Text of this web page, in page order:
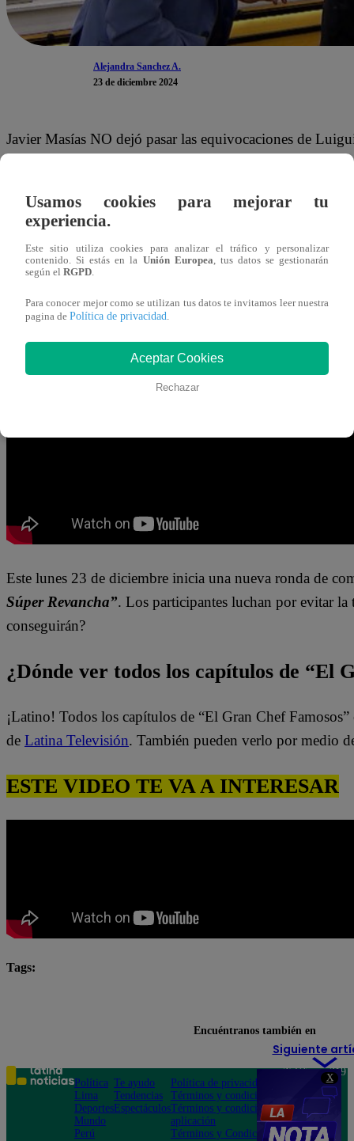
X
Alejandra Sanchez A.
23 de diciembre 2024
Javier Masías NO dejó pasar las equivocaciones de
Así que el jurado de “El Gran Chef Famosos, La Súper
El primero en criticar el resultado de Luigui fue el chef
chantilly está buena, pero es demasiado”.
ese momento, Luigui lo interrumpió para corregirlo:
Lo que NUNCA esperó Luigui era la siguiente
descendiendo, pensé que podías ser la misma persona.
Este lunes 23 de diciembre inicia una nueva ronda de
Súper Revancha”. Los participantes luchan por evitar la
conseguirán?
¿Dónde ver todos los capítulos de “El
¡Latino! Todos los capítulos de “El Gran Chef
de Latina Televisión. También pueden verlo por medio
ESTE VIDEO TE VA A INTERESAR
Tags:
Siguiente
Usamos cookies para mejorar tu
experiencia.
Este sitio utiliza cookies para analizar el tráfico y personalizar
contenido. Si estás en la Unión Europea, tus datos se gestionarán
según el RGPD.
Para conocer mejor como se utilizan tus datos te invitamos leer nuestra
pagina de Política de privacidad.
Aceptar Cookies
Rechazar
Encuéntranos también en
Política
Lima
Deportes
Mundo
Perú
Te ayudo
Tendencias
Espectáculos
Política de privacidad
Términos y condiciones
Términos y condiciones
aplicación
Términos y Condiciones
Teléfono: 219
Av. San
Felipe 968
Jesús María